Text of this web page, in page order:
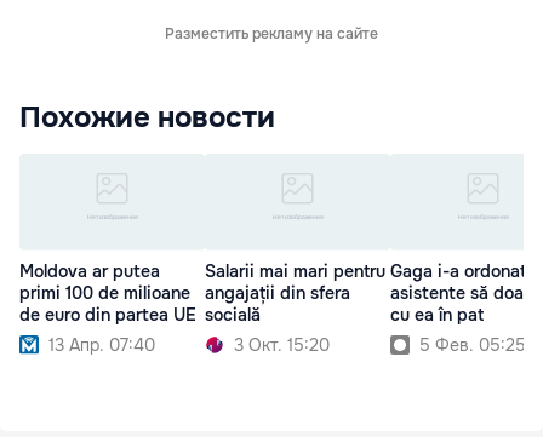
Разместить рекламу на сайте
Похожие новости
Moldova ar putea
primi 100 de milioane
de euro din partea UE
13 Апр. 07:40
Salarii mai mari pentru
angajații din sfera
socială
3 Окт. 15:20
Gaga i-a ordonat
asistente să
cu ea în pat
5 Фев. 05:25